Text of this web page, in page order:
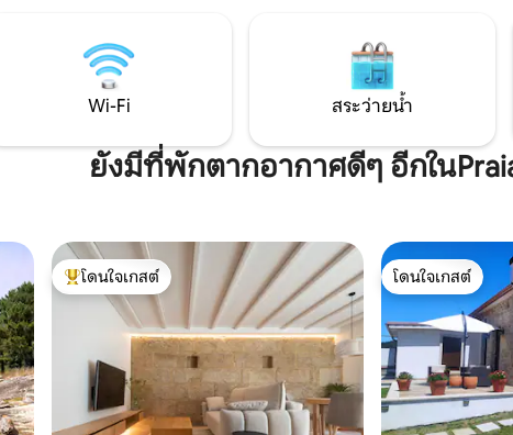
Wi-Fi สระว่ายน้ำ
ยังมีที่พักตากอากาศดีๆ อีกใน
โดนใจเกสต์ที่สุด
โดนใจเกสต์
โดนใจเกสต์
โดนใจเกสต์